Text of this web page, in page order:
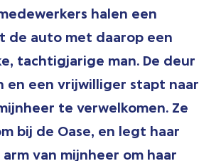
halen een
de auto met daarop een
tachtigjarige man. De deur
en een vrijwilliger stapt naar
te verwelkomen. Ze
bij de Oase, en legt haar
arm van mijnheer om haar